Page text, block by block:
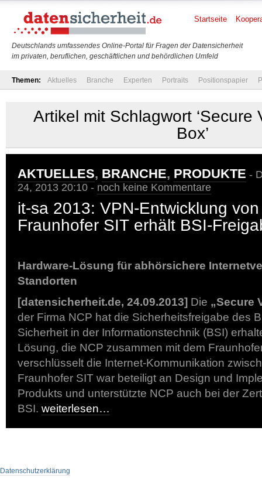
Deutschlands umfassendes Online-Portal für Fragen der Datensicherheit
im privaten, beruflichen, geschäftlichen und behördlichen Umfeld
Startseite
Themen: Aktuelles Branche Experten Portraits Positionspapier
Artikel mit Schlagwort ‘Secure
Box’
AKTUELLES, BRANCHE, PRODUKTE -
24, 2013 20:10 - noch keine Kommentare
it-sa 2013: VPN-Entwicklung
Fraunhofer SIT erhält BSI-
Hardware-Lösung für abhörsichere
Standorten
[datensicherheit.de, 24.09.2013] Die „Secure
der Firma NCP hat die Sicherheitsfreigabe des
Sicherheit in der Informationstechnik (BSI)
Lösung, die NCP zusammen mit dem
verschlüsselt die Internet-Kommunikation
Fraunhofer SIT war beteiligt an Design und
Produkts und unterstützte NCP auch bei der
BSI. weiterlesen…
Datenschutzerklärung